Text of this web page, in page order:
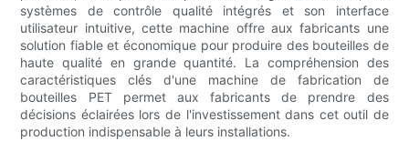
systèmes de contrôle qualité intégrés et son interface
utilisateur intuitive, cette machine offre aux fabricants une
solution fiable et économique pour produire des bouteilles de
haute qualité en grande quantité. La compréhension des
caractéristiques clés d'une machine de fabrication de
bouteilles PET permet aux fabricants de prendre des
décisions éclairées lors de l'investissement dans cet outil de
production indispensable à leurs installations.